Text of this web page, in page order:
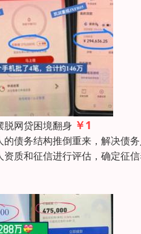
脱网贷困境翻身 ￥1
债务结构推倒重来，解决债
质和征信进行评估，确定征